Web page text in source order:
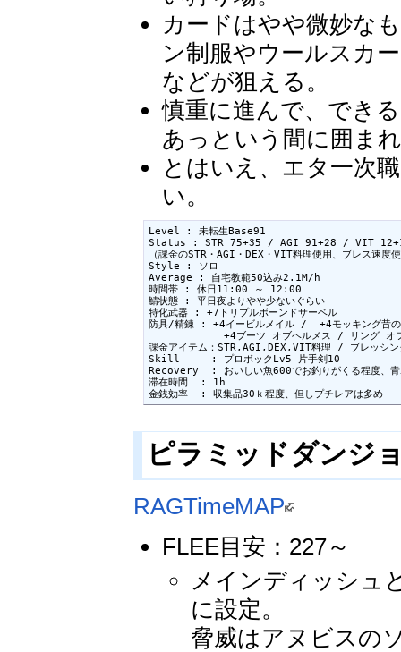
カードはやや微妙な
ン制服やウールスカ
などが狙える。
慎重に進んで、でき
あっという間に囲ま
とはいえ、エタ一次
い。
Level : 未転生Base91
Status : STR 75+35 / AGI 91+28 / VIT
（課金のSTR・AGI・DEX・VIT料理使用、ブレス速度
Style : ソロ
Average : 自宅教範50込み2.1M/h
時間帯 : 休日11:00 ～ 12:00
鯖状態 : 平日夜よりやや少ないぐらい
特化武器 : +7トリプルボーンドサーベル
防具/精錬 : +4イービルメイル /  +4モッキング昔の
+4ブーツ オブヘルメス / リング オ
課金アイテム：STR,AGI,DEX,VIT料理 / ブレッシ
Skill     : プロボックLv5 片手剣10
Recovery  : おいしい魚600でお釣りがくる程度、青
滞在時間  : 1h
金銭効率  : 収集品30ｋ程度、但しプチレアは多め
ピラミッドダンジ
RAGTimeMAP
FLEE目安：227～
メインディッシュ
に設定。
脅威はアヌビスの